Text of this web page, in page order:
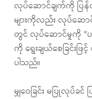
လုပ်ဆောင်ချက်ကို ပြ
များကိုလည်း လုပ်ဆော
တွင် လုပ်ဆောင်မှုကို “
ကို ရွေးချယ်စေခြင်
ပါသည်။
မျှဝေခြင်း မပြုလုပ်ခ